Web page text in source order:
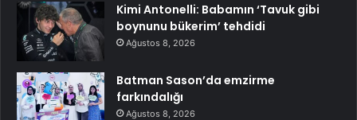
Kimi Antonelli: Babamın ‘Tavuk gibi
boynunu bükerim’ tehdidi
Ağustos 8, 2026
Batman Sason’da emzirme
farkındalığı
Ağustos 8, 2026